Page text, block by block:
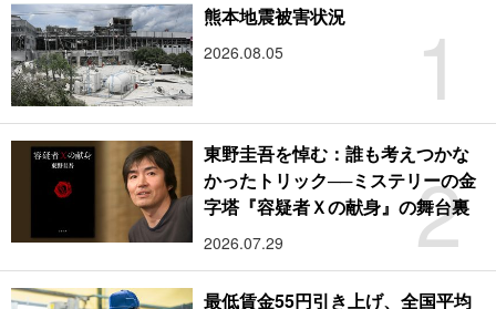
1
熊本地震被害状況
2026.08.05
2
東野圭吾を悼む：誰も考えつかな
かったトリック──ミステリーの金
字塔『容疑者Ｘの献身』の舞台裏
2026.07.29
最低賃金55円引き上げ、全国平均